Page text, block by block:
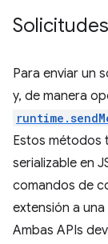
Para enviar un
y, de manera
Estos métodos
serializable en
comandos de
extensión a
Ambas APIs